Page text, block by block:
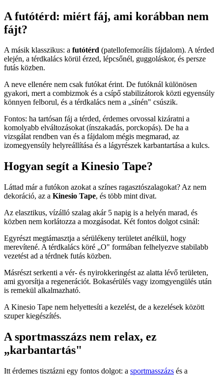
A futótérd: miért fáj, ami korábban nem
fájt?
A másik klasszikus: a futótérd (patellofemorális fájdalom). A térded
elején, a térdkalács körül érzed, lépcsőnél, guggoláskor, és persze
futás közben.
A neve ellenére nem csak futókat érint. De futóknál különösen
gyakori, mert a combizmok és a csípő stabilizátorok közti egyensúly
könnyen felborul, és a térdkalács nem a „sínén" csúszik.
Fontos: ha tartósan fáj a térded, érdemes orvossal kizáratni a
komolyabb elváltozásokat (ínszakadás, porckopás). De ha a
vizsgálat rendben van és a fájdalom mégis megmarad, az
izomegyensúly helyreállítása és a lágyrészek karbantartása a kulcs.
Hogyan segít a Kinesio Tape?
Láttad már a futókon azokat a színes ragasztószalagokat? Az nem
dekoráció, az a Kinesio Tape, és több mint divat.
Az elasztikus, vízálló szalag akár 5 napig is a helyén marad, és
közben nem korlátozza a mozgásodat. Két fontos dolgot csinál:
Egyrészt megtámasztja a sérülékeny területet anélkül, hogy
merevítené. A térdkalács köré „O" formában felhelyezve stabilabb
vezetést ad a térdnek futás közben.
Másrészt serkenti a vér- és nyirokkeringést az alatta lévő területen,
ami gyorsítja a regenerációt. Bokasérülés vagy izomgyengülés után
is remekül alkalmazható.
A Kinesio Tape nem helyettesíti a kezelést, de a kezelések között
szuper kiegészítés.
A sportmasszázs nem relax, ez
„karbantartás"
Itt érdemes tisztázni egy fontos dolgot: a sportmasszázs és a